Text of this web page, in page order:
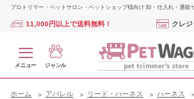
プロトリマー・ペットサロン・ペットショップ様向け 卸・仕入れ・通販
11,000円以上で送料無料！ クレ
メニュー ジャンル
ホーム アパレル リード・ハーネス ハーネス